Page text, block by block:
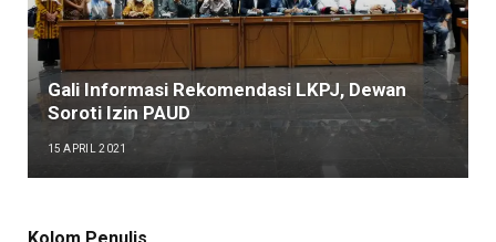
Gali Informasi Rekomendasi LKPJ, Dewan
Soroti Izin PAUD
15 APRIL 2021